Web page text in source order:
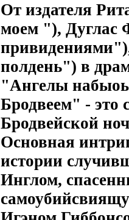
От издателя
моем "), Дуглас
полдень") в
"Ангелы
Бродвеем" - это
Бродвейской
Основная
истории
Инглом,